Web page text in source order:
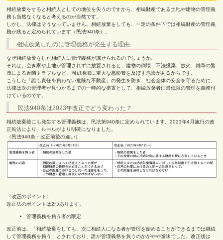
相続放棄をすると相続人としての地位を失うのですから、相続財産である土地や建物の管理義
務も当然なくなると考えるのが自然です。
しかし、法律はそうなっていません。相続放棄をしても、一定の条件下では相続財産の管理義
務が残ると定められています（民法940条）。
相続放棄したのに管理義務が発生する理由
なぜ相続放棄をした相続人に管理義務が課せられるのでしょうか。
それは、空き家や土地が管理されずに放置されると、建物の倒壊、不法投棄、放火、雑草の繁
茂による近隣トラブルなど、周辺地域に重大な悪影響を及ぼす危険があるからです。
こうした「誰も責任を負わない危険な不動産」の発生を防ぎ、社会全体の安全を守るために、
法律は次の管理者が見つかるまでの一時的な措置として、相続放棄者に最低限の管理を義務付
けているのです。
民法940条は2023年改正でどう変わった？
相続放棄後にも発生する管理義務は、民法第940条に定められています。2023年4月施行の改
正民法により、ルールがより明確になりました。
（民法940条・改正前後の違い）
〈改正のポイント〉
改正法のポイントは2つあります。
管理義務を負う者の限定
改正前は、「相続放棄をしても、次に相続人になる者が管理を始めることができるまでは継続
して管理義務を負う」とされており、誰が管理義務を負うのかがやや曖昧でした。改正後は